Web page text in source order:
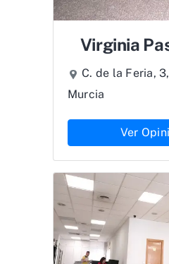
Virginia
C. de la Feria,
Murcia
Ver